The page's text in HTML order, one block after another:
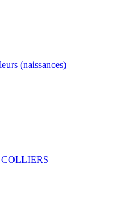
(naissances)